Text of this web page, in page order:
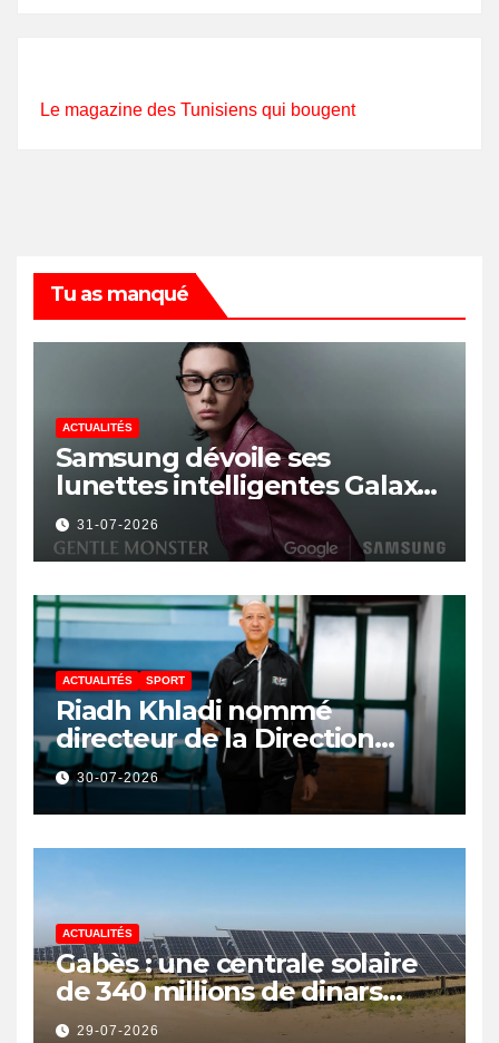
Le magazine des Tunisiens qui bougent
Tu as manqué
ACTUALITÉS
Samsung dévoile ses
lunettes intelligentes Galaxy
avec IA et Gemini
31-07-2026
ACTUALITÉS SPORT
Riadh Khladi nommé
directeur de la Direction
Nationale de l’Arbitrage
30-07-2026
ACTUALITÉS
Gabès : une centrale solaire
de 340 millions de dinars
pour renforcer la transition
29-07-2026